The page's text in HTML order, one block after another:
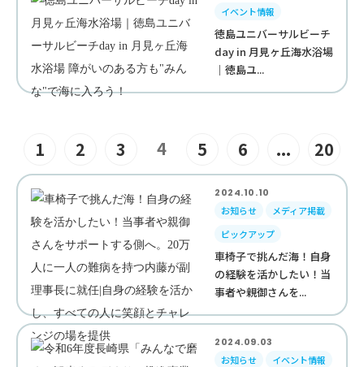
イベント情報
徳島ユニバーサルビーチ
day in 月見ヶ丘海水浴場
｜徳島ユ...
1 2 3 4 5 6 ... 20
2024.10.10
お知らせ
メディア掲載
ピックアップ
車椅子で挑んだ海！自身
の経験を活かしたい！当
事者や親御さんを...
2024.09.03
お知らせ
イベント情報